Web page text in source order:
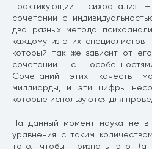
практикующий
сочетании с
два разных метода
каждому из этих специалистов
который так же зависит от
сочетании с
Сочетаний этих качеств
миллиарды, и эти цифры
которые используются для
На данный момент наука не в
уравнения с таким
того, чтобы признать это (а